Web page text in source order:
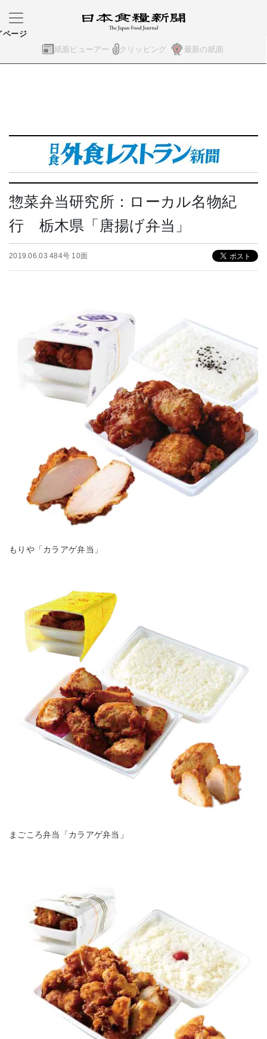
紙面ビューアー クリッピング 最新の紙面
ページ
惣菜弁当研究所：ローカル名物紀
行 栃木県「唐揚げ弁当」
2019.06.03 484号 10面
もりや「カラアゲ弁当」
まごころ弁当「カラアゲ弁当」